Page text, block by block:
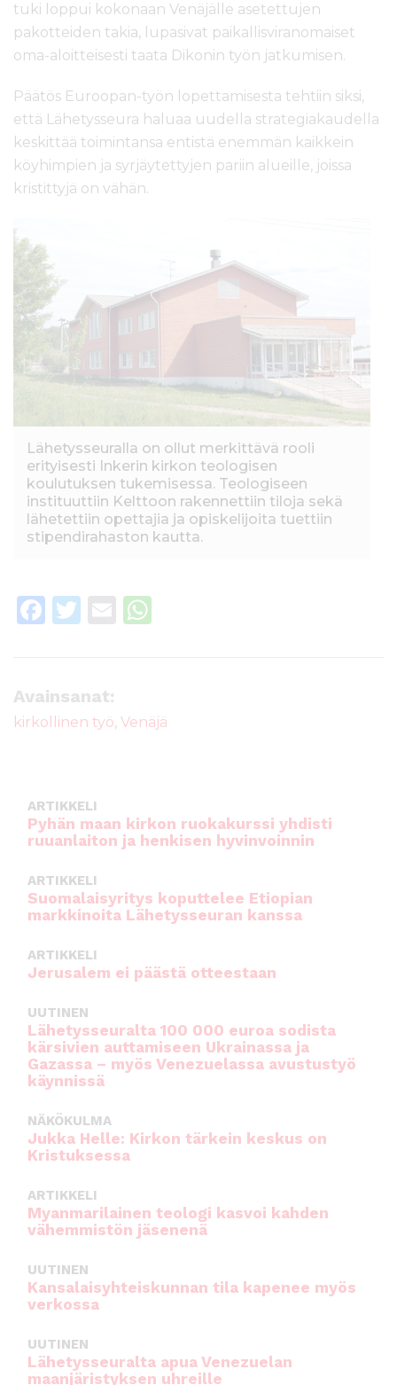
tuki loppui kokonaan Venäjälle asetettujen
pakotteiden takia, lupasivat paikallisviranomaiset
oma-aloitteisesti taata Dikonin työn jatkumisen.
Päätös Euroopan-työn lopettamisesta tehtiin siksi,
että Lähetysseura haluaa uudella strategiakaudella
keskittää toimintansa entistä enemmän kaikkein
köyhimpien ja syrjäytettyjen pariin alueille, joissa
kristittyjä on vähän.
Lähetysseuralla on ollut merkittävä rooli
erityisesti Inkerin kirkon teologisen
koulutuksen tukemisessa. Teologiseen
instituuttiin Kelttoon rakennettiin tiloja sekä
lähetettiin opettajia ja opiskelijoita tuettiin
stipendirahaston kautta.
F
e
b
k
T
te
r
E
A
Avainsanat:
kirkollinen työ, Venäjä
ARTIKKELI
Pyhän maan kirkon ruokakurssi yhdisti
ruuanlaiton ja henkisen hyvinvoinnin
ARTIKKELI
Suomalaisyritys koputtelee Etiopian
markkinoita Lähetysseuran kanssa
ARTIKKELI
Jerusalem ei päästä otteestaan
UUTINEN
Lähetysseuralta 100 000 euroa sodista
kärsivien auttamiseen Ukrainassa ja
Gazassa – myös Venezuelassa avustustyö
käynnissä
NÄKÖKULMA
Jukka Helle: Kirkon tärkein keskus on
Kristuksessa
ARTIKKELI
Myanmarilainen teologi kasvoi kahden
vähemmistön jäsenenä
UUTINEN
Kansalaisyhteiskunnan tila kapenee myös
verkossa
UUTINEN
Lähetysseuralta apua Venezuelan
maanjäristyksen uhreille